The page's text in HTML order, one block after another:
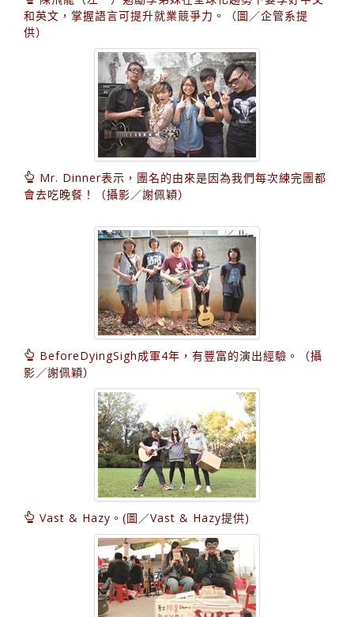
和英文，掌握語言可提升就業競爭力。（圖／企管系提
供）
Mr. Dinner表示，團名的由來是因為我們每次練完團都
會去吃晚餐！（攝影／謝佩穎）
BeforeDyingSigh成軍4年，有豐富的演出經驗。（攝
影／謝佩穎）
Vast & Hazy。(圖／Vast & Hazy提供)